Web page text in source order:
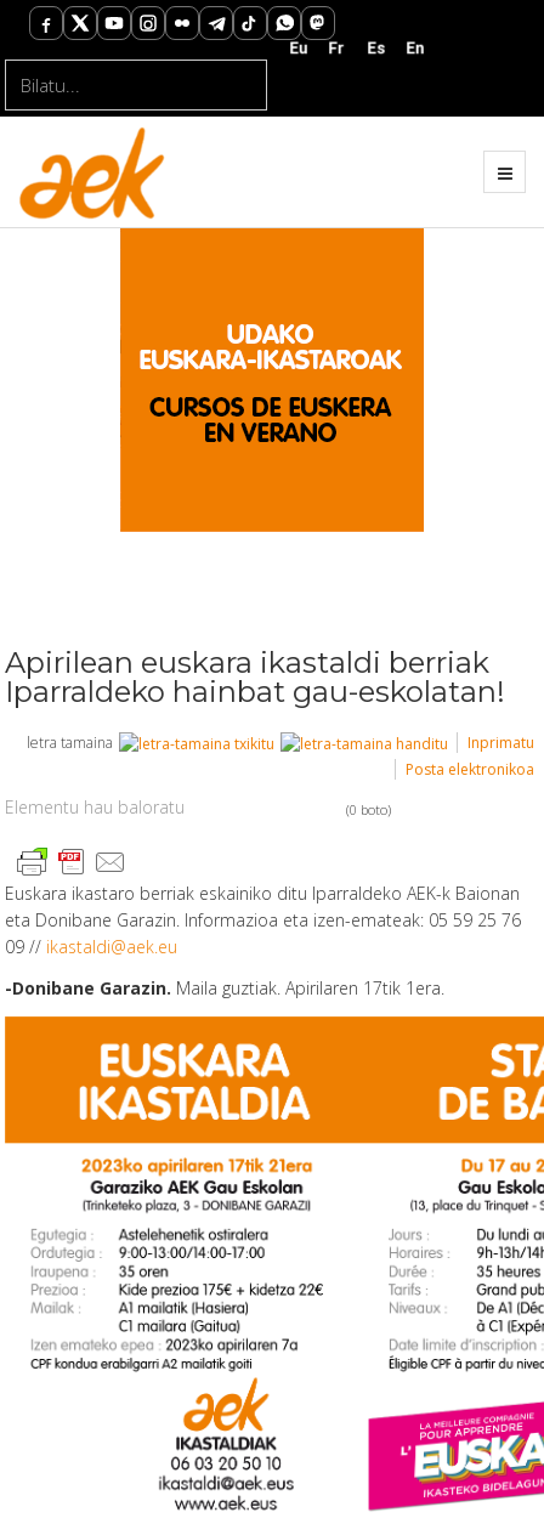
Apirilean euskara ikastaldi berriak
Iparraldeko hainbat gau-eskolatan!
letra tamaina
Inprimatu
Posta elektronikoa
Elementu hau baloratu (0 boto)
Euskara ikastaro berriak eskainiko ditu Iparraldeko AEK-k Baionan
eta Donibane Garazin. Informazioa eta izen-emateak: 05 59 25 76
09 // ikastaldi@aek.eu
-Donibane Garazin. Maila guztiak. Apirilaren 17tik 1era.